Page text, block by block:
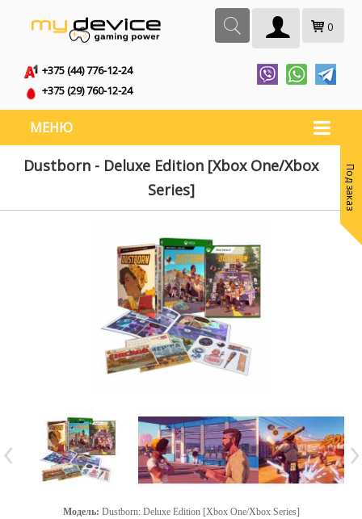
0
+375 (44) 776-12-24
+375 (29) 760-12-24
МЕНЮ
Dustborn - Deluxe Edition [Xbox One/Xbox
Series]
Модель: Dustborn: Deluxe Edition [Xbox One/Xbox Series]
Под заказ